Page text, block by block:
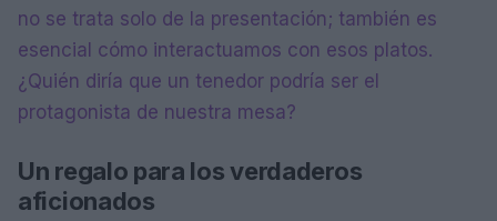
no se trata solo de la presentación; también es
esencial cómo interactuamos con esos platos.
¿Quién diría que un tenedor podría ser el
protagonista de nuestra mesa?
Un regalo para los verdaderos
aficionados